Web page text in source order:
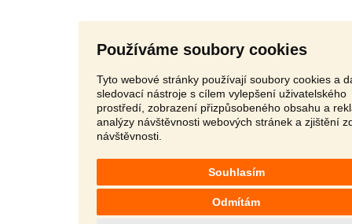
Používáme soubory cookies
Tyto webové stránky používají soubory cookies a
sledovací nástroje s cílem vylepšení uživatelského
prostředí, zobrazení přizpůsobeného obsahu a
analýzy návštěvnosti webových stránek a zjištění
návštěvnosti.
Souhlasím
Odmítám